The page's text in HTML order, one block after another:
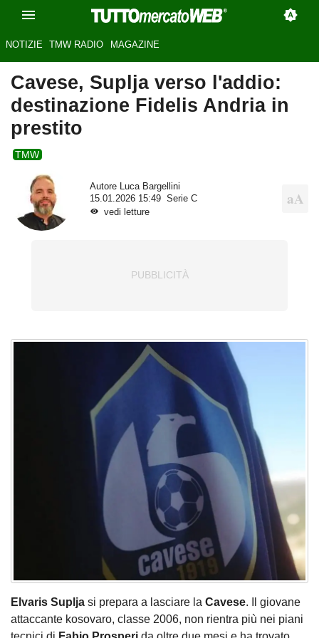
NOTIZIE TMW RADIO MAGAZINE
Cavese, Suplja verso l'addio:
destinazione Fidelis Andria in
prestito
TMW
Autore Luca Bargellini
15.01.2026 15:49
Serie C
vedi letture
Elvaris Suplja si prepara a lasciare la Cavese. Il giovane
attaccante kosovaro, classe 2006, non rientra più nei piani